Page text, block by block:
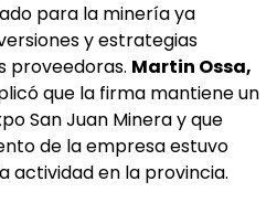
para la minería ya
y estrategias
proveedoras. Martin Ossa,
que la firma mantiene un
San Juan Minera y que
de la empresa estuvo
actividad en la provincia.